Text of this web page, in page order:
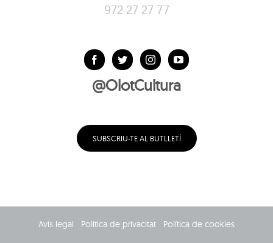
972 27 27 77
@OlotCultura
SUBSCRIU-TE AL BUTLLETÍ
Avís legal Política de privacitat Política de cookies